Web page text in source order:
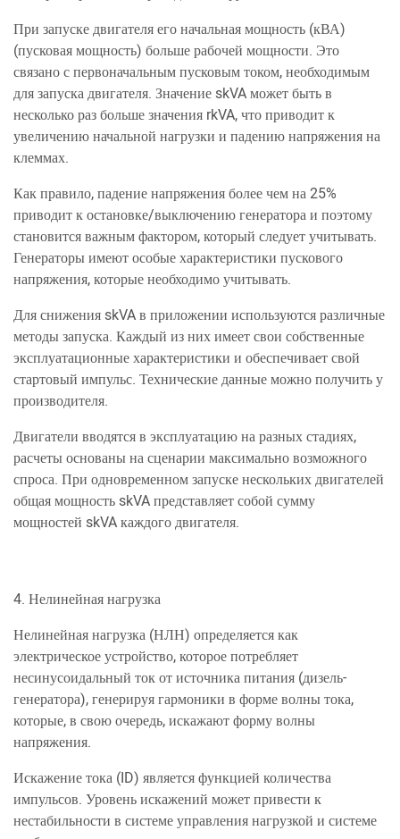
При запуске двигателя его начальная мощность (кВА)
(пусковая мощность) больше рабочей мощности. Это
связано с первоначальным пусковым током, необходимым
для запуска двигателя. Значение skVA может быть в
несколько раз больше значения rkVA, что приводит к
увеличению начальной нагрузки и падению напряжения на
клеммах.
Как правило, падение напряжения более чем на 25%
приводит к остановке/выключению генератора и поэтому
становится важным фактором, который следует учитывать.
Генераторы имеют особые характеристики пускового
напряжения, которые необходимо учитывать.
Для снижения skVA в приложении используются различные
методы запуска. Каждый из них имеет свои собственные
эксплуатационные характеристики и обеспечивает свой
стартовый импульс. Технические данные можно получить у
производителя.
Двигатели вводятся в эксплуатацию на разных стадиях,
расчеты основаны на сценарии максимально возможного
спроса. При одновременном запуске нескольких двигателей
общая мощность skVA представляет собой сумму
мощностей skVA каждого двигателя.
4. Нелинейная нагрузка
Нелинейная нагрузка (НЛН) определяется как
электрическое устройство, которое потребляет
несинусоидальный ток от источника питания (дизель-
генератора), генерируя гармоники в форме волны тока,
которые, в свою очередь, искажают форму волны
напряжения.
Искажение тока (ID) является функцией количества
импульсов. Уровень искажений может привести к
нестабильности в системе управления нагрузкой и системе